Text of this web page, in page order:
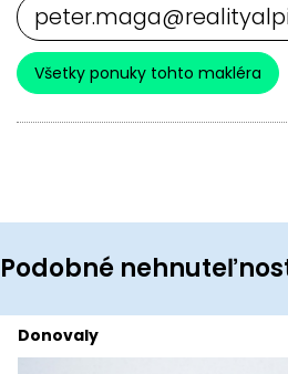
Všetky ponuky tohto makléra
Podobné
Donovaly